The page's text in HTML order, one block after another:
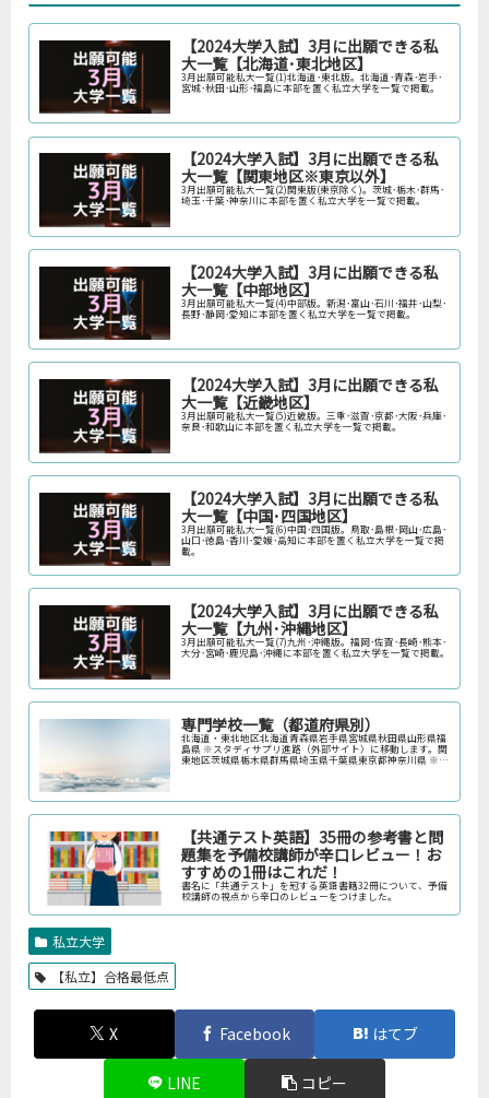
【2024大学入試】3月に出願できる私
大一覧【北海道･東北地区】
3月出願可能私大一覧(1)北海道･東北版。北海道･青森･岩手･
宮城･秋田･山形･福島に本部を置く私立大学を一覧で掲載。
【2024大学入試】3月に出願できる私
大一覧【関東地区※東京以外】
3月出願可能私大一覧(2)関東版(東京除く)。茨城･栃木･群馬･
埼玉･千葉･神奈川に本部を置く私立大学を一覧で掲載。
【2024大学入試】3月に出願できる私
大一覧【中部地区】
3月出願可能私大一覧(4)中部版。新潟･富山･石川･福井･山梨･
長野･静岡･愛知に本部を置く私立大学を一覧で掲載。
【2024大学入試】3月に出願できる私
大一覧【近畿地区】
3月出願可能私大一覧(5)近畿版。三重･滋賀･京都･大阪･兵庫･
奈良･和歌山に本部を置く私立大学を一覧で掲載。
【2024大学入試】3月に出願できる私
大一覧【中国･四国地区】
3月出願可能私大一覧(6)中国･四国版。鳥取･島根･岡山･広島･
山口･徳島･香川･愛媛･高知に本部を置く私立大学を一覧で掲
載。
【2024大学入試】3月に出願できる私
大一覧【九州･沖縄地区】
3月出願可能私大一覧(7)九州･沖縄版。福岡･佐賀･長崎･熊本･
大分･宮崎･鹿児島･沖縄に本部を置く私立大学を一覧で掲載。
専門学校一覧（都道府県別）
北海道・東北地区北海道青森県岩手県宮城県秋田県山形県福
島県 ※スタディサプリ進路（外部サイト）に移動します。関
東地区茨城県栃木県群馬県埼玉県千葉県東京都神奈川県 ※ス
【共通テスト英語】35冊の参考書と問
題集を予備校講師が辛口レビュー！お
すすめの1冊はこれだ！
書名に「共通テスト」を冠する英語書籍32冊について、予備
校講師の視点から辛口のレビューをつけました。
私立大学
【私立】合格最低点
X Facebook はてブ
LINE コピー